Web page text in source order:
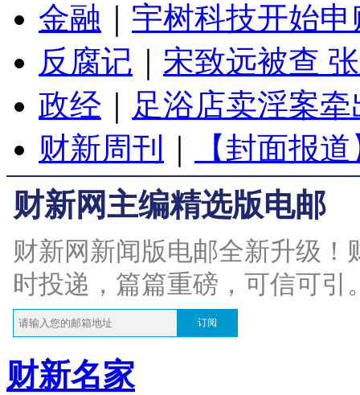
金融
宇树科技开始
反腐记
宋致远被查
政经
足浴店卖淫案
财新周刊
【封面报
财新网主编精选版电邮
财新网新闻版电邮全新升级
时投递，篇篇重磅，可信可引
订阅
财新名家